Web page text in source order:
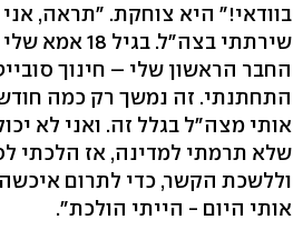
בוודאי!" היא צוחקת. "תראה,
שירתתי בצה"ל.
החבר הראשון שלי – חינוך
התחתנתי. זה נמשך רק כמה
אותי מצה"ל בגלל זה. ואני לא
שלא תרמתי למדינה, אז הלכתי
וללשכת הקשר, כדי לתרום
אותי היום - הייתי הולכת".